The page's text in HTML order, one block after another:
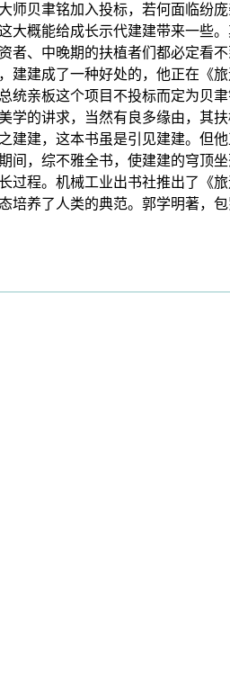
师贝聿铭加入投标，若何面临纷
概能给成长示代建建带来一些。
者、中晚期的扶植者们都必定看
建建成了一种好处的，他正在《
统亲板这个项目不投标而定为贝
学的讲求，当然有良多缘由，其
建建，这本书虽是引见建建。但
间，综不雅全书，使建建的穹顶
过程。机械工业出书社推出了《
培养了人类的典范。郭学明著，